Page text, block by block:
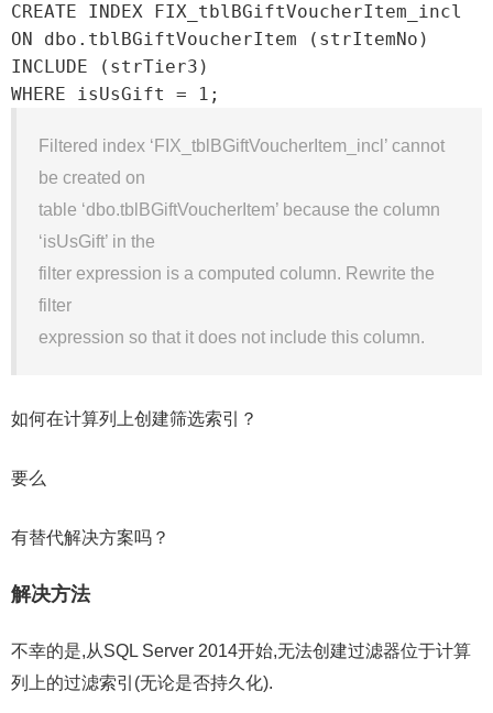
CREATE INDEX FIX_tblBGiftVoucherItem_incl
ON dbo.tblBGiftVoucherItem (strItemNo)
INCLUDE (strTier3)
WHERE isUsGift = 1;
Filtered index ‘FIX_tblBGiftVoucherItem_incl’ cannot
be created on
table ‘dbo.tblBGiftVoucherItem’ because the column
‘isUsGift’ in the
filter expression is a computed column. Rewrite the
filter
expression so that it does not include this column.
如何在计算列上创建筛选索引？
要么
有替代解决方案吗？
解决方法
不幸的是,从SQL Server 2014开始,无法创建过滤器位于计算
列上的过滤索引(无论是否持久化).